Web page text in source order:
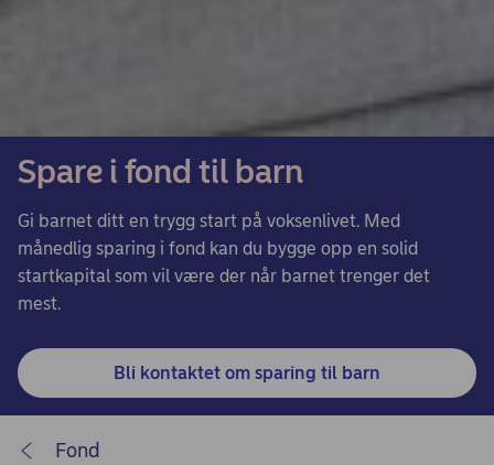
Spare i fond til barn
Gi barnet ditt en trygg start på voksenlivet. Med
månedlig sparing i fond kan du bygge opp en solid
startkapital som vil være der når barnet trenger det
mest.
Bli kontaktet om sparing til barn
Fond